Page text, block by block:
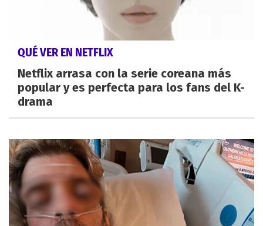
QUÉ VER EN NETFLIX
Netflix arrasa con la serie coreana más
popular y es perfecta para los fans del K-
drama